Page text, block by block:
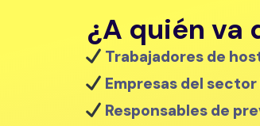
¿A quién va
Trabajadores de
Empresas del
Responsables de